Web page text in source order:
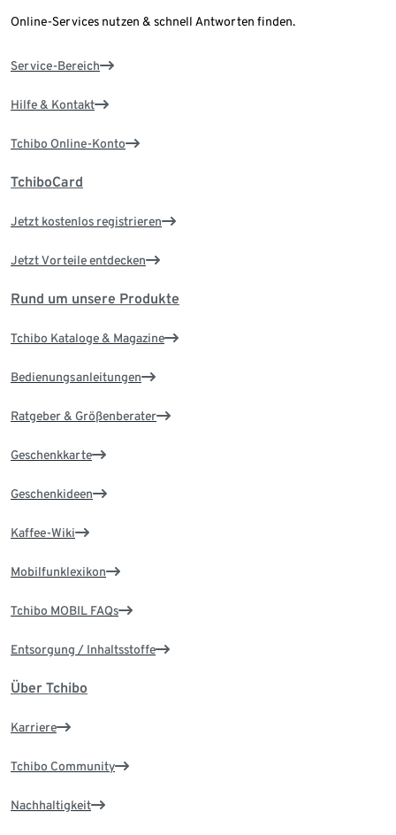
Online-Services nutzen & schnell Antworten finden.
Service-Bereich
Hilfe & Kontakt
Tchibo Online-Konto
TchiboCard
Jetzt kostenlos registrieren
Jetzt Vorteile entdecken
Rund um unsere Produkte
Tchibo Kataloge & Magazine
Bedienungsanleitungen
Ratgeber & Größenberater
Geschenkkarte
Geschenkideen
Kaffee-Wiki
Mobilfunklexikon
Tchibo MOBIL FAQs
Entsorgung / Inhaltsstoffe
Über Tchibo
Karriere
Tchibo Community
Nachhaltigkeit